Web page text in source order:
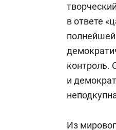
в ответе
полнейшей
контроль.
и
Из